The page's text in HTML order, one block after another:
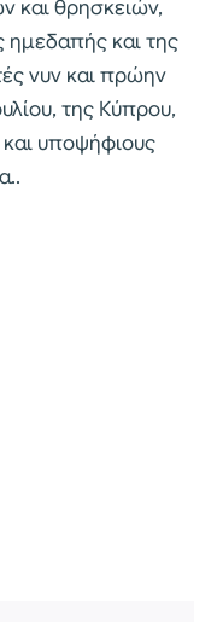
και θρησκειών,
ημεδαπής και της
νυν και πρώην
της Κύπρου,
υποψήφιους